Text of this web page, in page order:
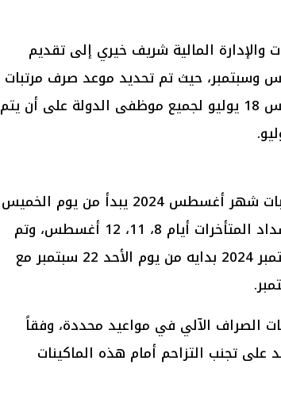
والإدارة المالية شريف خيري إلى تقديم
وسبتمبر، حيث تم تحديد موعد صرف مرتبات
شهر يوليو 2024 ليكون يوم الخميس 18 يوليو لجميع موظفى الدولة على أن يتم
وقال خيري إلى أن موعد صرف مرتبات شهر أغسطس 2024 يبدأ من يوم الخميس
الموافق 22 أغسطس مع تحديد سداد المتأخرات أيام 8، 11، 12 أغسطس، وتم
تحديد موعد صرف مرتبات شهر سبتمبر 2024 بدايه من يوم الأحد 22 سبتمبر مع
الصراف الآلي في مواعيد محددة، وفقاً
على تجنب التزاحم أمام هذه الماكينات